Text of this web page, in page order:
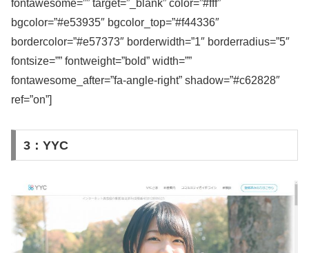
fontawesome=”” target=”_blank” color=”#fff”
bgcolor=”#e53935″ bgcolor_top=”#f44336″
bordercolor=”#e57373″ borderwidth=”1″ borderradius=”5″
fontsize=”” fontweight=”bold” width=””
fontawesome_after=”fa-angle-right” shadow=”#c62828″
ref=”on”]
3：YYC